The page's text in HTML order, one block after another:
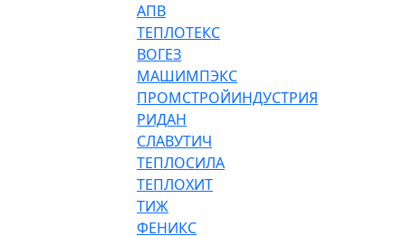
АПВ
ТЕПЛОТЕКС
ВОГЕЗ
МАШИМПЭКС
ПРОМСТРОЙИНДУСТРИЯ
РИДАН
СЛАВУТИЧ
ТЕПЛОСИЛА
ТЕПЛОХИТ
ТИЖ
ФЕНИКС